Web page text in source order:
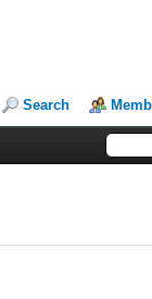
Search